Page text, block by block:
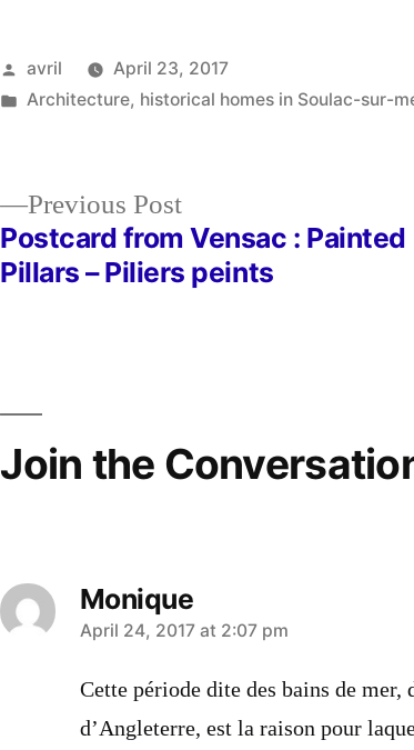
Posted
by
avril
April 23, 2017
Posted
Architecture, historical homes in Soulac-sur-
Previous PostPrevious
post:
Postcard from Vensac : Painted
Pillars – Piliers peints
Join the
Monique
says:
April 24, 2017 at 2:07 pm
Cette période dite des bains de
d’Angleterre, est la raison pour